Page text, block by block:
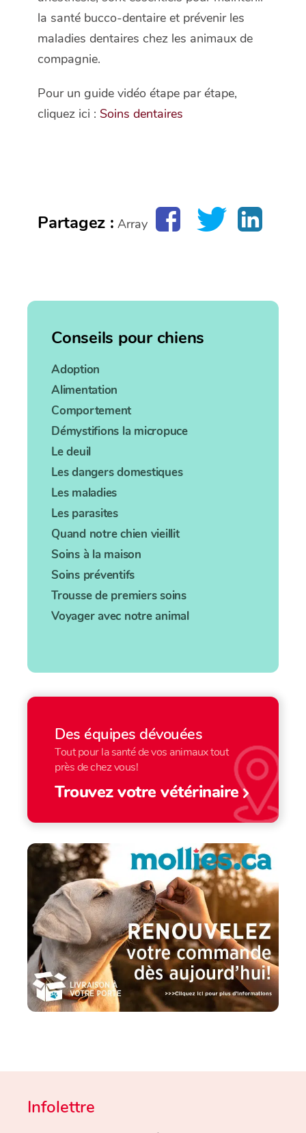
la santé bucco-dentaire et prévenir les
maladies dentaires chez les animaux de
compagnie.
Pour un guide vidéo étape par étape,
cliquez ici : Soins dentaires
Partagez : Array
Conseils pour chiens
Adoption
Alimentation
Comportement
Démystifions la micropuce
Le deuil
Les dangers domestiques
Les maladies
Les parasites
Quand notre chien vieillit
Soins à la maison
Soins préventifs
Trousse de premiers soins
Voyager avec notre animal
Des équipes dévouées
Tout pour la santé de vos animaux tout
près de chez vous!
Trouvez votre vétérinaire
Infolettre